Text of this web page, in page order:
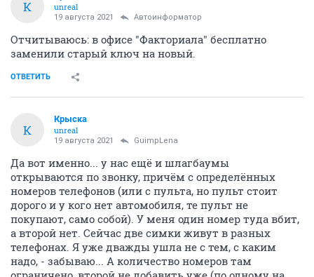
К
unreal
19 августа 2021 Автоинформатор
Отчитываюсь: в офисе "Факториала" бесплатно
заменили старый ключ на новый.
ОТВЕТИТЬ
К
Крыска
unreal
19 августа 2021 GuimpLena
Да вот именно... у нас ещё и шлагбаумы
открываются по звонку, причём с определённых
номеров телефонов (или с пульта, но пульт стоит
дорого и у кого нет автомобиля, те пульт не
покупают, само собой). У меня один номер туда вбит,
а второй нет. Сейчас две симки живут в разных
телефонах. Я уже дважды ушла не с тем, с каким
надо, - забываю... А количество номеров там